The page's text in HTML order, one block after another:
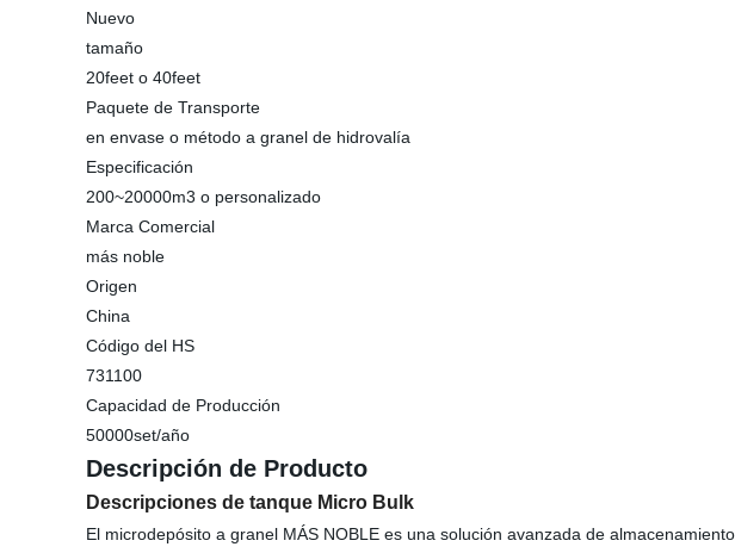
Nuevo
tamaño
20feet o 40feet
Paquete de Transporte
en envase o método a granel de hidrovalía
Especificación
200~20000m3 o personalizado
Marca Comercial
más noble
Origen
China
Código del HS
731100
Capacidad de Producción
50000set/año
Descripción de Producto
Descripciones de tanque Micro Bulk
El microdepósito a granel MÁS NOBLE es una solución avanzada de